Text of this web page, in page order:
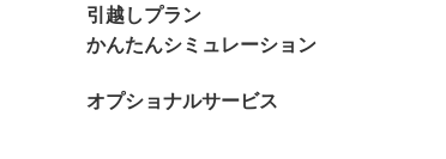
引越しプラン
かんたんシミュレーション
オプショナルサービス